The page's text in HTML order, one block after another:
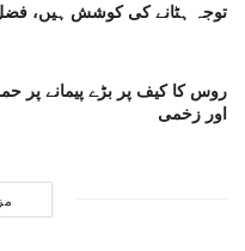
توجہ ہٹانے کی کوشش ہیں،
روس کا کیف پر بڑے پیمانے پر
اور زخمی